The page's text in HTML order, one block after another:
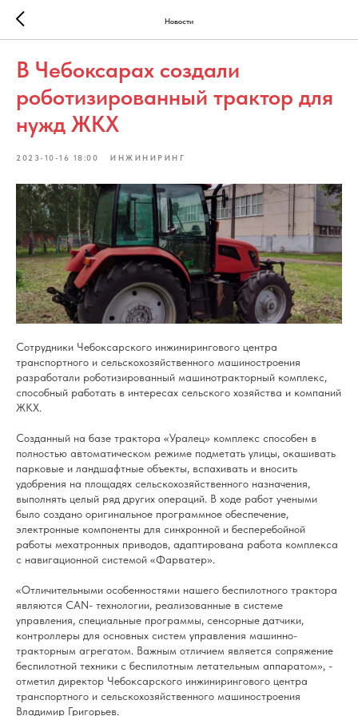
Новости
В Чебоксарах создали
роботизированный трактор для
нужд ЖКХ
2023-10-16 18:00 ИНЖИНИРИНГ
Сотрудники Чебоксарского инжинирингового центра
транспортного и сельскохозяйственного машиностроения
разработали роботизированный машинотракторный комплекс,
способный работать в интересах сельского хозяйства и компаний
ЖКХ.
Созданный на базе трактора «Уралец» комплекс способен в
полностью автоматическом режиме подметать улицы, окашивать
парковые и ландшафтные объекты, вспахивать и вносить
удобрения на площадях сельскохозяйственного назначения,
выполнять целый ряд других операций. В ходе работ учеными
было создано оригинальное программное обеспечение,
электронные компоненты для синхронной и бесперебойной
работы мехатронных приводов, адаптирована работа комплекса
с навигационной системой «Фарватер».
«Отличительными особенностями нашего беспилотного трактора
являются CAN- технологии, реализованные в системе
управления, специальные программы, сенсорные датчики,
контроллеры для основных систем управления машинно-
тракторным агрегатом. Важным отличием является сопряжение
беспилотной техники с беспилотным летательным аппаратом», -
отметил директор Чебоксарского инжинирингового центра
транспортного и сельскохозяйственного машиностроения
Владимир Григорьев.